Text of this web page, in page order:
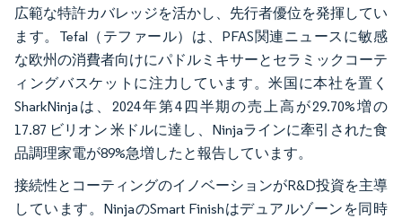
広範な特許カバレッジを活かし、先行者優位を発揮してい
ます。Tefal（テファール）は、PFAS関連ニュースに敏感
な欧州の消費者向けにパドルミキサーとセラミックコーテ
ィングバスケットに注力しています。米国に本社を置く
SharkNinjaは、2024年第4四半期の売上高が29.70%増の
17.87 ビリオン 米ドルに達し、Ninjaラインに牽引された食
品調理家電が89%急増したと報告しています。
接続性とコーティングのイノベーションがR&D投資を主導
しています。NinjaのSmart Finishはデュアルゾーンを同時